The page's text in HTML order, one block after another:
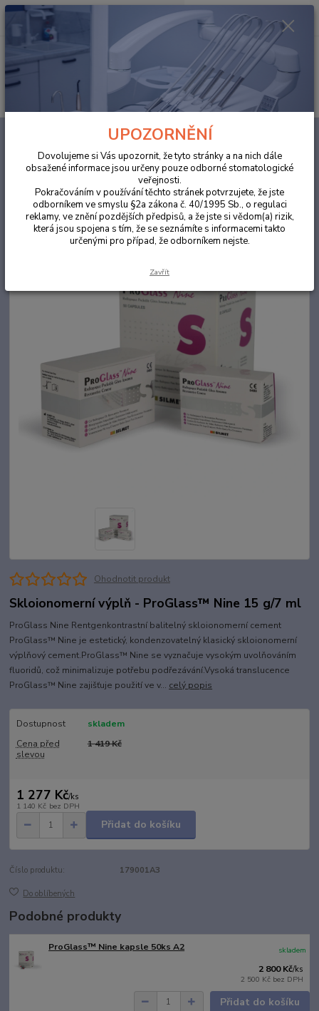
Hledat
za 0,00 Kč
ProGlass™ Nine 15 g/7 ml A3
ProGlass™ Nine 15 g/7 ml A3
Ohodnotit produkt
Skloionomerní výplň - ProGlass™ Nine 15 g/7 ml
ProGlass Nine Rentgenkontrastní balitelný skloionomerní cement
ProGlass™ Nine je estetický, kondenzovatelný klasický skloionomerní
výplňový cement.ProGlass™ Nine se vyznačuje vysokým uvolňováním
fluoridů, což minimalizuje potřebu podřezávání.Vysoká translucence
ProGlass™ Nine zajišťuje použití ve v... celý popis
Dostupnost
skladem
Cena před
slevou
1 419 Kč
1 277 Kč/ks
1 140 Kč bez DPH
Přidat do košíku
Číslo produktu: 179001A3
Do oblíbených
Podobné produkty
ProGlass™ Nine kapsle 50ks A2
2 800 Kč/ks
2 500 Kč bez DPH
skladem
Přidat do košíku
UPOZORNĚNÍ
Dovolujeme si Vás upozornit, že tyto stránky a na nich dále
obsažené informace jsou určeny pouze odborné stomatologické
veřejnosti.
Pokračováním v používání těchto stránek potvrzujete, že jste
odborníkem ve smyslu §2a zákona č. 40/1995 Sb., o regulaci
reklamy, ve znění pozdějších předpisů, a že jste si vědom(a) rizik,
která jsou spojena s tím, že se seznámíte s informacemi takto
určenými pro případ, že odborníkem nejste.
Zavřít